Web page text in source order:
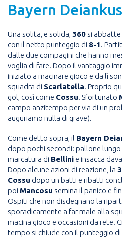
Bayern
Una solita, e solida, 360 si abbatte
con il netto punteggio di 8-1.
dalle due compagini che hanno
voglia di fare. Dopo il vantaggio
iniziato a macinare gioco e da lì
squadra di Scarlatella. Proprio
gol, così come Cossu. Sfortunato
campo anzitempo per via di un
auguriamo nulla di grave).
Come detto sopra, il Bayern
dopo pochi secondi: pallone
marcatura di Bellini e insacca
Dopo alcune azioni di reazione, la
Cossu dopo un batti e ribatti
poi Mancosu semina il panico e
Ospiti che non disdegnano la
sporadicamente a far male alla
macina gioco e occasioni da rete.
tempo si chiude con il punteggio di